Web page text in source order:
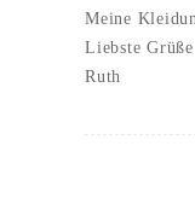
Meine
Liebste Grüße
Ruth